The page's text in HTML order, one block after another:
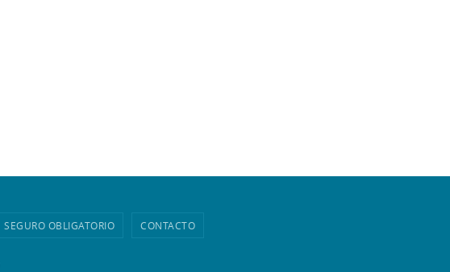
SEGURO OBLIGATORIO CONTACTO